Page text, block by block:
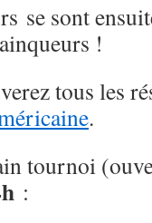
se sont
!
tous les
.
tournoi
: